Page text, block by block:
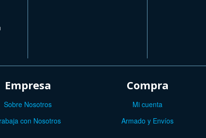
Empresa
Sobre Nosotros
con Nosotros
Compra
Mi cuenta
Armado y Envíos